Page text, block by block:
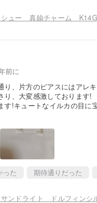
シュー 真鍮チャーム
前に
り、片方のピアスにはア
り、大変感激しております!
す!キュートなイルカの目に
った 期待通りだった
ンドライト ドルフィンシ